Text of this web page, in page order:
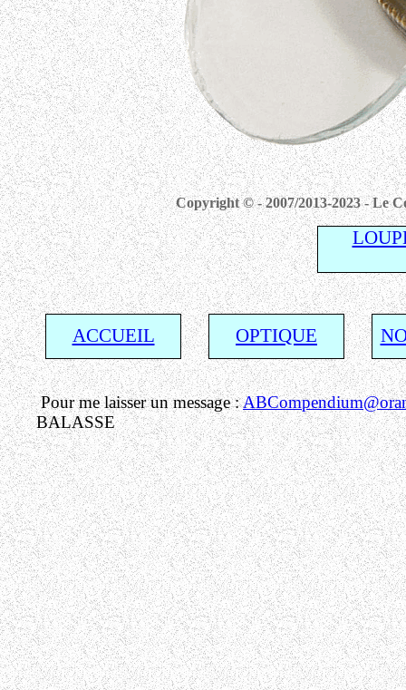
Copyright © - 2007/2013-2023 - Le
ACCUEIL OPTIQUE
Pour me laisser un message :
BALASSE